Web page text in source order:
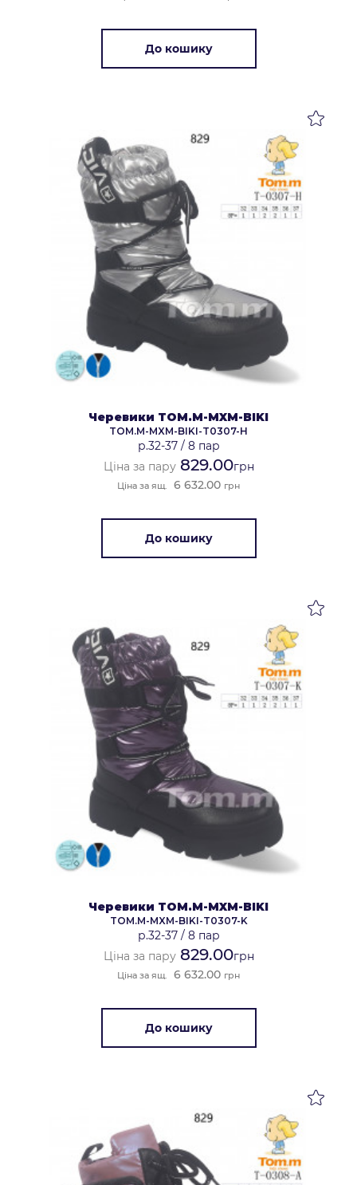
До кошику
Черевики TOM.M-MXM-BIKI
TOM.M-MXM-BIKI-T0307-H
р.32-37/ 8 пар
Ціна за пару829.00грн
Ціна за ящ. 6 632.00 грн
До кошику
Черевики TOM.M-MXM-BIKI
TOM.M-MXM-BIKI-T0307-K
р.32-37/ 8 пар
Ціна за пару829.00грн
Ціна за ящ. 6 632.00 грн
До кошику